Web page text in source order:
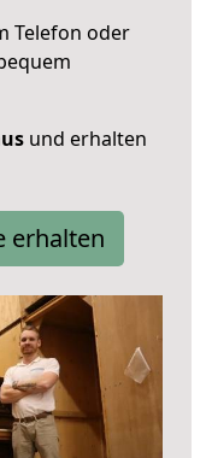
Telefon oder
und erhalten
erhalten